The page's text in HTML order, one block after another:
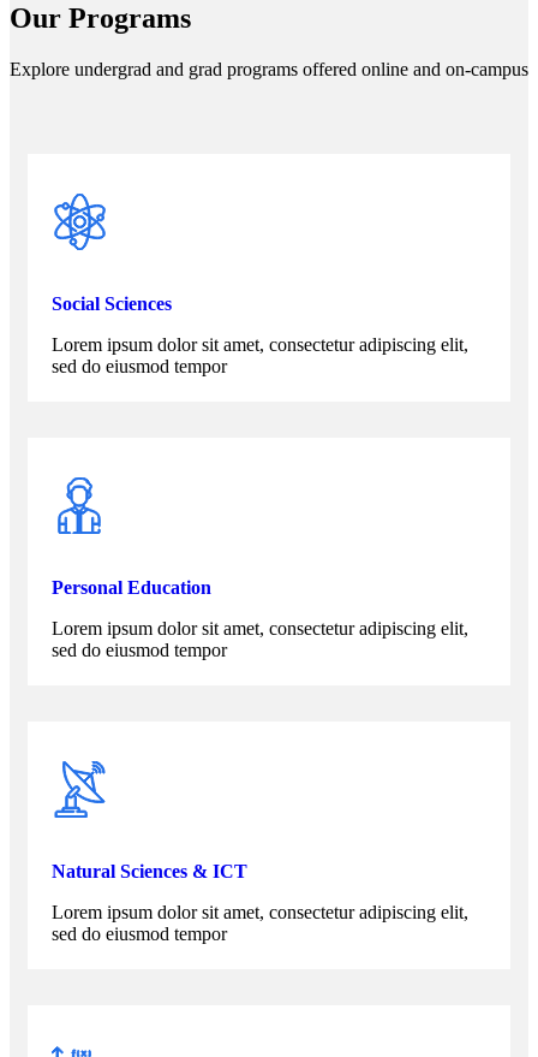
Our Programs
Explore undergrad and grad programs offered online and on-campus
Social Sciences
Lorem ipsum dolor sit amet, consectetur adipiscing elit,
sed do eiusmod tempor
Personal Education
Lorem ipsum dolor sit amet, consectetur adipiscing elit,
sed do eiusmod tempor
Natural Sciences & ICT
Lorem ipsum dolor sit amet, consectetur adipiscing elit,
sed do eiusmod tempor